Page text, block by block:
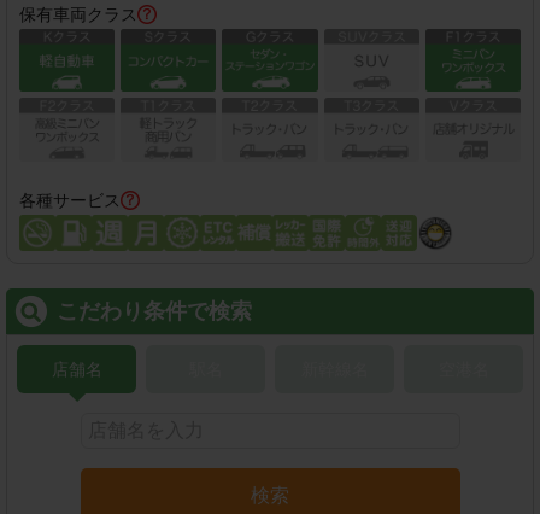
保有車両クラス
各種サービス
こだわり条件で検索
店舗名
検索